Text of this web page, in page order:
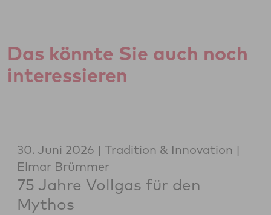
Das könnte Sie auch noch
interessieren
30. Juni 2026
Tradition & Innovation
Elmar Brümmer
75 Jahre Vollgas für den
Mythos